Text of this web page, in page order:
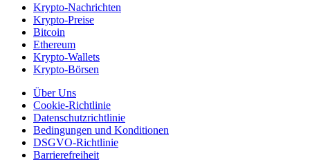
Krypto-Nachrichten
Krypto-Preise
Bitcoin
Ethereum
Krypto-Wallets
Krypto-Börsen
Über Uns
Cookie-Richtlinie
Datenschutzrichtlinie
Bedingungen und Konditionen
DSGVO-Richtlinie
Barrierefreiheit